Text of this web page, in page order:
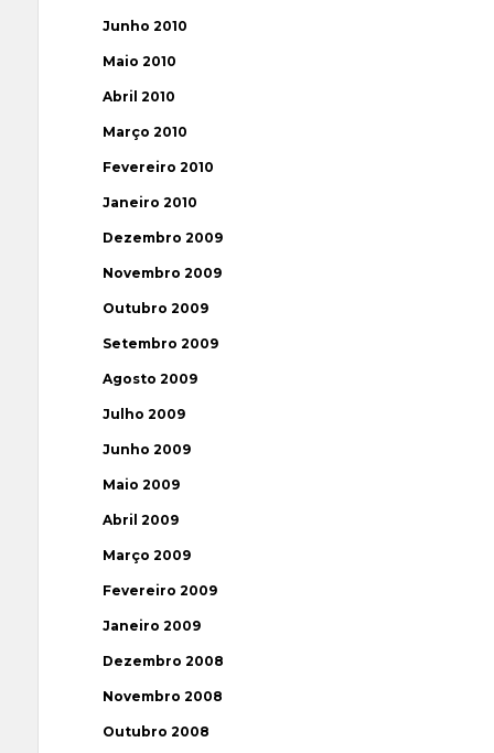
Junho 2010
Maio 2010
Abril 2010
Março 2010
Fevereiro 2010
Janeiro 2010
Dezembro 2009
Novembro 2009
Outubro 2009
Setembro 2009
Agosto 2009
Julho 2009
Junho 2009
Maio 2009
Abril 2009
Março 2009
Fevereiro 2009
Janeiro 2009
Dezembro 2008
Novembro 2008
Outubro 2008